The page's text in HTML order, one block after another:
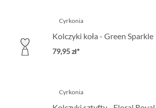
Cyrkonia
Kolczyki koła - Green Sparkle
79,95 zł*
Cyrkonia